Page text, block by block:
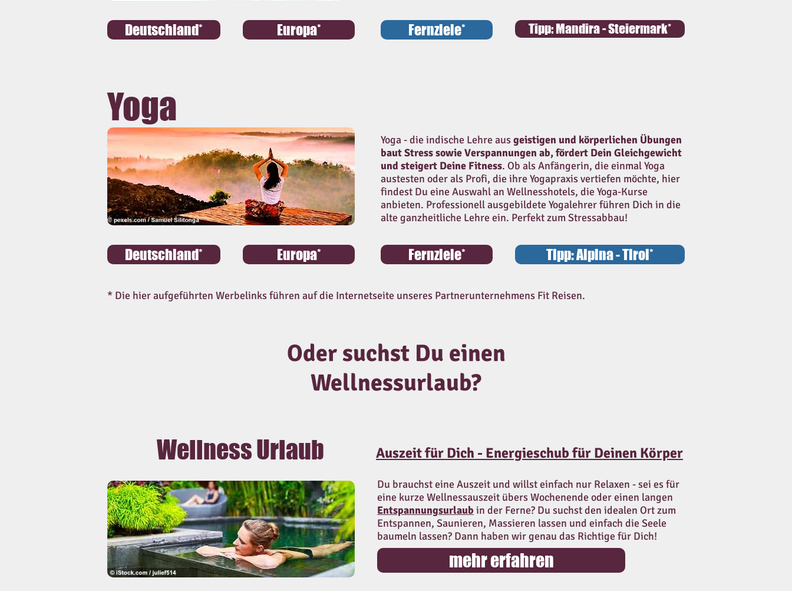
Deutschland* Europa* Fernziele* Tipp: Mandira - Steiermark*
Yoga
Deutschland* Europa*
Yoga - die indische Lehre ausgeistigen und körperlichen Übungen
baut Stress sowie Verspannungen ab, fördert Dein Gleichgewicht
und steigert Deine Fitness. Ob als Anfängerin, die einmal Yoga
austesten oder als Profi, die ihre Yogapraxis vertiefen möchte, hier
findest Du eine Auswahl an Wellnesshotels, die Yoga-Kurse
anbieten. Professionell ausgebildete Yogalehrer führen Dich in die
alte ganzheitliche Lehre ein. Perfekt zum Stressabbau!
Fernziele* Tipp: Alpina - Tirol*
* Die hier aufgeführten Werbelinks führen auf die Internetseite unseres Partnerunternehmens Fit Reisen.
Oder suchst Du einen
Wellnessurlaub?
Wellness Urlaub Auszeit für Dich - Energieschub für Deinen Körper
Du brauchst eine Auszeit und willst einfach nur Relaxen - sei es für
eine kurze Wellnessauszeit übers Wochenende oder einen langen
Entspannungsurlaub in der Ferne? Du suchst den idealen Ort zum
Entspannen, Saunieren, Massieren lassen und einfach die Seele
baumeln lassen? Dann haben wir genau das Richtige für Dich!
mehr erfahren